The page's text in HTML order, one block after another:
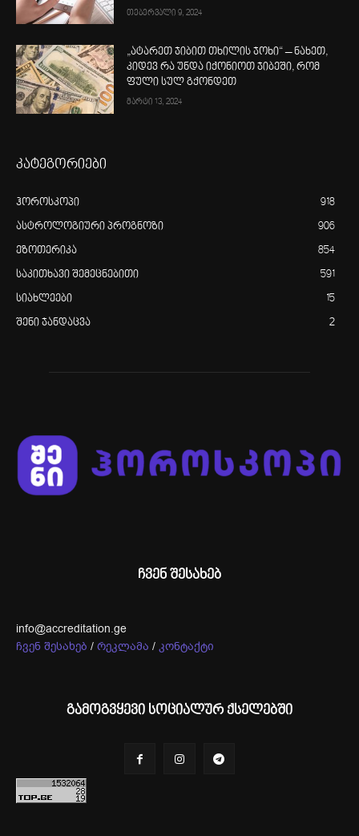
თებერვალი 9, 2024
„ატარეთ ჯიბით თხილის ჯოხი“ – ნახეთ,
კიდევ რა უნდა იქონიოთ ჯიბეში, რომ
ფული სულ გქონდეთ
მარტი 13, 2024
კატეგორიები
ჰოროსკოპი 918
ასტროლოგიური პროგნოზი 906
ეზოთერიკა 854
საკითხავი შემეცნებითი 591
სიახლეები 15
შენი ჯანდაცვა 2
ჩვენ შესახებ
info@accreditation.ge
ჩვენ შესახებ / რეკლამა / კონტაქტი
გამოგვყევი სოციალურ ქსელებში